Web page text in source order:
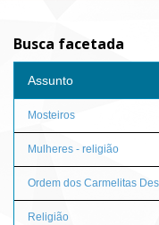
Busca facetada
Assunto
Mosteiros
Mulheres - religião
Ordem dos Carmelitas
Religião